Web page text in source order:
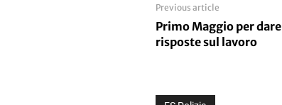
Previous article
Primo Maggio per dare
risposte sul lavoro